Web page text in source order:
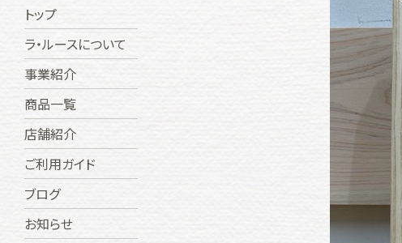
トップ
ラ・ルースについて
事業紹介
商品一覧
店舗紹介
ご利用ガイド
ブログ
お知らせ